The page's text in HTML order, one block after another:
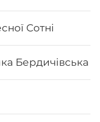
Сотні
Бердичівська
ікра тобіко,